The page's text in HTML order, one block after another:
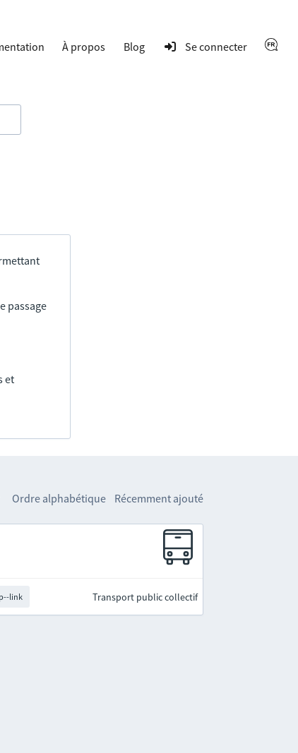
À propos Blog Se connecter
passage
et
Ordre alphabétique Récemment ajouté
link Transport public collectif